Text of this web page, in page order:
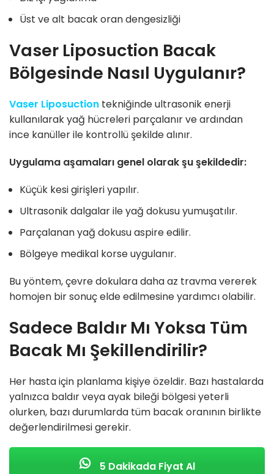
Üst ve alt bacak oran dengesizliği
Vaser Liposuction Bacak
Bölgesinde Nasıl Uygulanır?
Vaser Liposuction tekniğinde ultrasonik enerji
kullanılarak yağ hücreleri parçalanır ve ardından
ince kanüller ile kontrollü şekilde alınır.
Uygulama aşamaları genel olarak şu şekildedir:
Küçük kesi girişleri yapılır.
Ultrasonik dalgalar ile yağ dokusu yumuşatılır.
Parçalanan yağ dokusu aspire edilir.
Bölgeye medikal korse uygulanır.
Bu yöntem, çevre dokulara daha az travma vererek
homojen bir sonuç elde edilmesine yardımcı olabilir.
Sadece Baldır Mı Yoksa Tüm
Bacak Mı Şekillendirilir?
Her hasta için planlama kişiye özeldir. Bazı hastalarda
yalnızca baldır veya ayak bileği bölgesi yeterli
olurken, bazı durumlarda tüm bacak oranının birlikte
değerlendirilmesi gerekir.
5 Dakikada Fiyat Al